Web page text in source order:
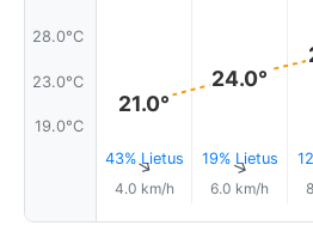
28.0°C
23.0°C
19.0°C
21.0°
43% Lietus
↑
4.0 km/h
24.0°
19% Lietus
↑
6.0 km/h